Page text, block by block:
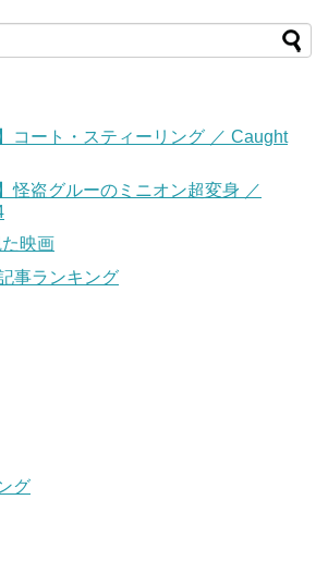
コート・スティーリング ／ Caught
怪盗グルーのミニオン超変身 ／
映画
事ランキング
グ